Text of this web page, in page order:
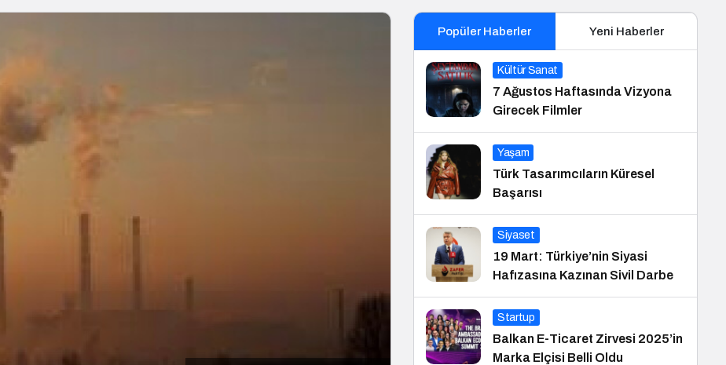
Popüler Haberler Yeni Haberler
Kültür Sanat
7 Ağustos Haftasında Vizyona
Girecek Filmler
Yaşam
Türk Tasarımcıların Küresel
Başarısı
Siyaset
19 Mart: Türkiye’nin Siyasi
Hafızasına Kazınan Sivil Darbe
Startup
Balkan E-Ticaret Zirvesi 2025’in
Marka Elçisi Belli Oldu